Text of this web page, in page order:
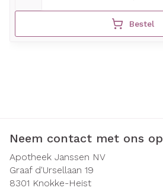
Bestel
Neem contact met ons op
Apotheek Janssen NV
Graaf d'Ursellaan 19
8301 Knokke-Heist